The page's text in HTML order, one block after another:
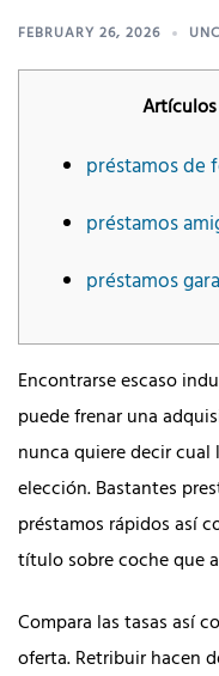
FEBRUARY 26, 2026
préstamos de
préstamos
préstamos
Encontrarse escaso
puede frenar una
nunca quiere decir
elección. Bastantes
préstamos rápidos así­
título sobre coche que
Compara las tasas así­
oferta.Retribuir hacen